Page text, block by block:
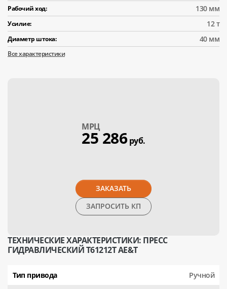
Рабочий ход: 130 мм
Усилие: 12 т
Диаметр штока: 40 мм
Все характеристики
МPЦ
25 286руб.
ЗАКАЗАТЬ
ЗАПРОСИТЬ КП
ТЕХНИЧЕСКИЕ ХАРАКТЕРИСТИКИ: ПРЕСС
ГИДРАВЛИЧЕСКИЙ T61212T AE&T
Тип привода Ручной